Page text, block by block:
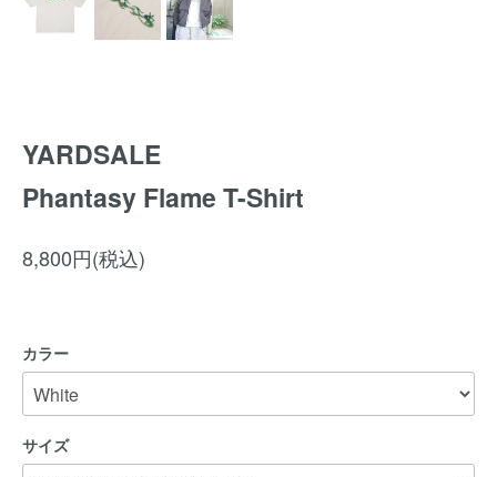
YARDSALE
Phantasy Flame T-Shirt
8,800円(税込)
カラー
サイズ